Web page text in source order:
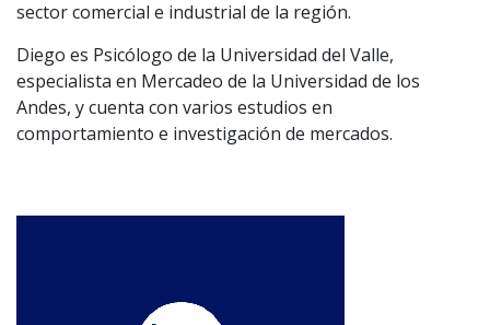
sector comercial e industrial de la región.
Diego es Psicólogo de la Universidad del Valle,
especialista en Mercadeo de la Universidad de los
Andes, y cuenta con varios estudios en
comportamiento e investigación de mercados.